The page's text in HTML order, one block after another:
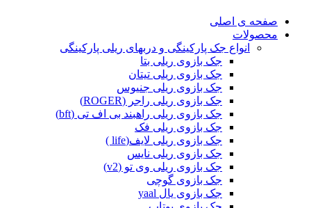
صفحه ی اصلی
محصولات
انواع جک پارکینگی و دربهای ریلی پارکینگی
جک بازوی ریلی بتا
جک بازوی ریلی تیتان
جک بازوی ریلی جنیوس
جک بازوی ریلی راجر (ROGER)
جک بازوی ریلی راهبند بی اف تی (bft)
جک بازوی ریلی فک
جک بازوی ریلی لایف(life )
جک بازوی ریلی نایس
جک بازوی ریلی وی تو (v2)
جک بازوی گوچی
جک بازوی یال yaal